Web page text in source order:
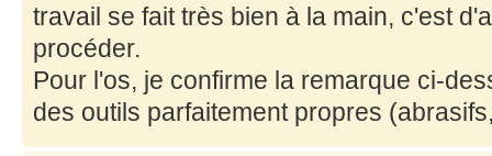
travail se fait très bien à la main, c'est
procéder.
Pour l'os, je confirme la remarque ci-
des outils parfaitement propres